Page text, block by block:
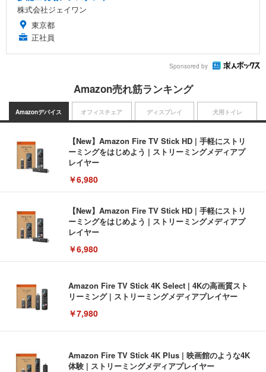
株式会社ジェイワン
東京都
正社員
Sponsored by
Amazon売れ筋ランキング
Amazonデバイス
【New】Amazon Fire TV Stick HD | 手軽にストリ
ーミングをはじめよう | ストリーミングメディアプ
レイヤー
￥6,980
【New】Amazon Fire TV Stick HD | 手軽にストリ
ーミングをはじめよう | ストリーミングメディアプ
レイヤー
￥6,980
Amazon Fire TV Stick 4K Select | 4Kの高画質スト
リーミング | ストリーミングメディアプレイヤー
￥7,980
Amazon Fire TV Stick 4K Plus | 映画館のような4K
体験 | ストリーミングメディアプレイヤー
オフィスチェア ディスプレイ 犬用トイレ